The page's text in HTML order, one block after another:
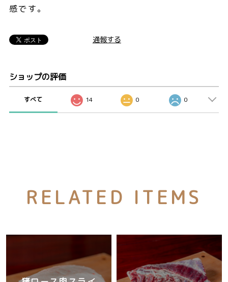
感です。
通報する
ショップの評価
すべて 14 0 0
RELATED ITEMS